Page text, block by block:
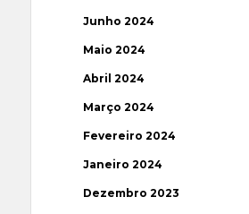
Junho 2024
Maio 2024
Abril 2024
Março 2024
Fevereiro 2024
Janeiro 2024
Dezembro 2023